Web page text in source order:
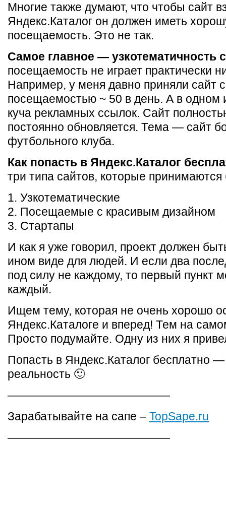
Многие также думают, что чтобы сайт
Яндекс.Каталог он должен иметь
посещаемость. Это не так.
Самое главное — узкотематичность
посещаемость не играет практически
Например, у меня давно приняли сайт с
посещаемостью ~ 50 в день. А в одном
куча рекламных ссылок. Сайт
постоянно обновляется. Тема — сайт
футбольного клуба.
Как попасть в Яндекс.Каталог
три типа сайтов, которые принимаются
1. Узкотематические
2. Посещаемые с красивым дизайном
3. Стартапы
И как я уже говорил, проект должен
ином виде для людей. И если два
под силу не каждому, то первый пункт
каждый.
Ищем тему, которая не очень хорошо
Яндекс.Каталоге и вперед! Тем на
Просто подумайте. Одну из них я
Попасть в Яндекс.Каталог бесплатно —
реальность 🙂
——————————————
Зарабатывайте на сапе – TopSape.ru
——————————————